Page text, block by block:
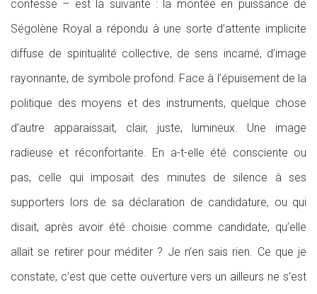
confesse – est la suivante : la montée en puissance de
Ségolène Royal a répondu à une sorte d’attente implicite
diffuse de spiritualité collective, de sens incarné, d’image
rayonnante, de symbole profond. Face à l’épuisement de la
politique des moyens et des instruments, quelque chose
d’autre apparaissait, clair, juste, lumineux. Une image
radieuse et réconfortante. En a-t-elle été consciente ou
pas, celle qui imposait des minutes de silence à ses
supporters lors de sa déclaration de candidature, ou qui
disait, après avoir été choisie comme candidate, qu’elle
allait se retirer pour méditer ? Je n’en sais rien. Ce que je
constate, c’est que cette ouverture vers un ailleurs ne s’est